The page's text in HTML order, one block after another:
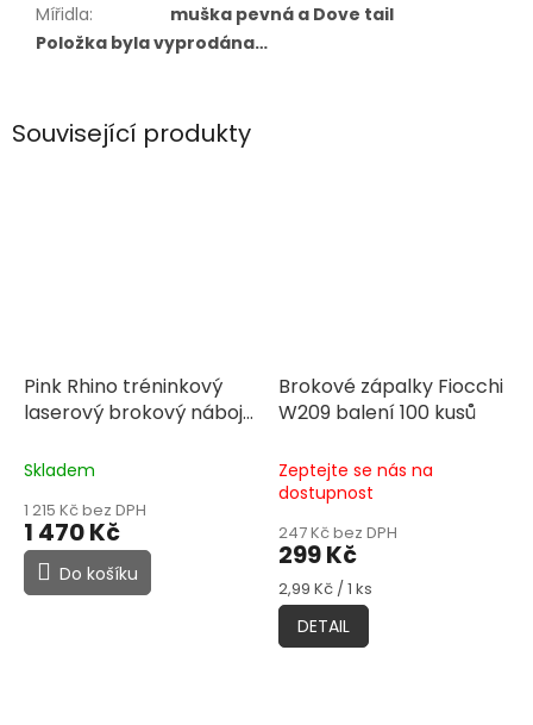
Související produkty
Pink Rhino tréninkový
laserový brokový náboj
Skladem
1 215 Kč bez DPH
1 470 Kč
Do košíku
Brokové zápalky Fiocchi
W209 balení 100 kusů
Zeptejte se nás na
dostupnost
247 Kč bez DPH
299 Kč
Měrná
cena:
2,99 Kč / 1 ks
DETAIL
Mířidla:
muška pevná a Dove tail
Položka byla vyprodána…